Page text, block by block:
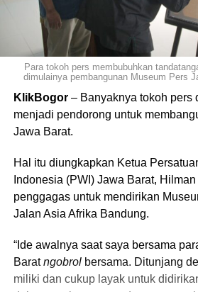
Para tokoh pers membubuhkan
dimulainya pembangunan Museum Pers
KlikBogor– Banyaknya tokoh pers
menjadi pendorong untuk
Jawa Barat.
Hal itu diungkapkan Ketua
Indonesia (PWI) Jawa Barat,
penggagas untuk mendirikan
Jalan Asia Afrika Bandung.
“Ide awalnya saat saya bersama
Baratngobrolbersama. Ditunjang
miliki dan cukup layak untuk